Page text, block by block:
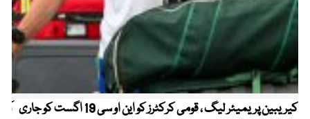
کیریبین پریمیئر لیگ ، قومی کرکٹرز کو این او سی 19 اگست کو جاری